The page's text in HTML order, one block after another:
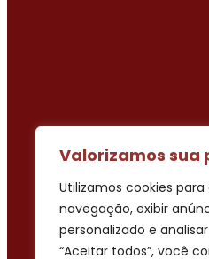
Valorizamos sua
Utilizamos cookies
navegação, exibir
personalizado e
“Aceitar todos”, você